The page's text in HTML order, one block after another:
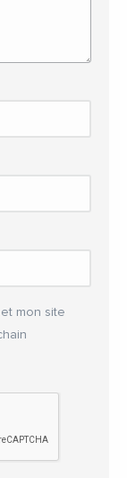
mon site